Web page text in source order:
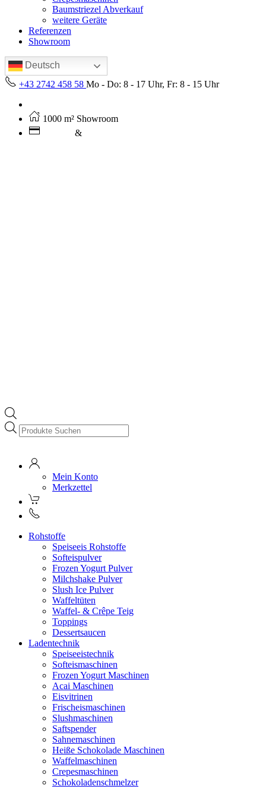
Baumstriezel Abverkauf
weitere Geräte
Referenzen
Showroom
Deutsch
+43 2742 458 58 Mo - Do: 8 - 17 Uhr, Fr: 8 - 15 Uhr
1000 m² Showroom
&
Products
search
Mein Konto
Merkzettel
Rohstoffe
Speiseeis Rohstoffe
Softeispulver
Frozen Yogurt Pulver
Milchshake Pulver
Slush Ice Pulver
Waffeltüten
Waffel- & Crêpe Teig
Toppings
Dessertsaucen
Ladentechnik
Speiseeistechnik
Softeismaschinen
Frozen Yogurt Maschinen
Acai Maschinen
Eisvitrinen
Frischeismaschinen
Slushmaschinen
Saftspender
Sahnemaschinen
Heiße Schokolade Maschinen
Waffelmaschinen
Crepesmaschinen
Schokoladenschmelzer